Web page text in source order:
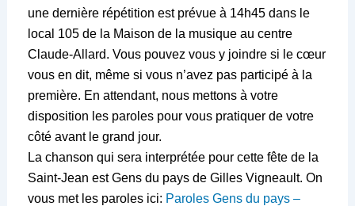
une dernière répétition est prévue à 14h45 dans le
local 105 de la Maison de la musique au centre
Claude-Allard. Vous pouvez vous y joindre si le cœur
vous en dit, même si vous n’avez pas participé à la
première. En attendant, nous mettons à votre
disposition les paroles pour vous pratiquer de votre
côté avant le grand jour.
La chanson qui sera interprétée pour cette fête de la
Saint-Jean est Gens du pays de Gilles Vigneault. On
vous met les paroles ici: Paroles Gens du pays –